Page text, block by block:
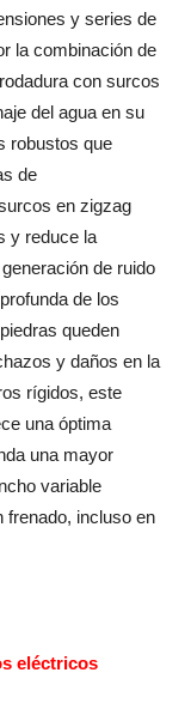
y series de
la combinación de
con surcos
del agua en su
robustos que
de
en zigzag
y reduce la
de ruido
de los
queden
y daños en la
rígidos, este
una óptima
una mayor
variable
frenado, incluso en
eléctricos